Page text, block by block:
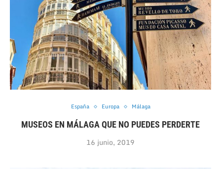
España Europa Málaga
MUSEOS EN MÁLAGA QUE NO PUEDES PERDERTE
16 junio, 2019